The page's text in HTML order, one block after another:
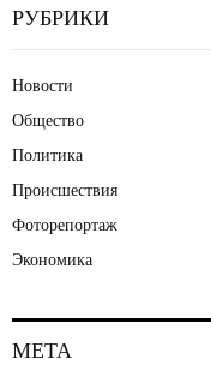
РУБРИКИ
Новости
Общество
Политика
Происшествия
Фоторепортаж
Экономика
МЕТА